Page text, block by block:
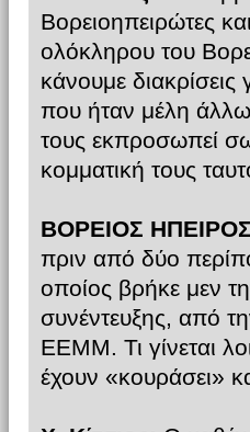
Βορειοηπειρώτες
ολόκληρου του
κάνουμε
που ήταν μέλη
τους εκπροσωπεί
κομματική τους
ΒΟΡΕΙΟΣ
πριν από δύο
οποίος βρήκε μεν
συνέντευξης, από
ΕΕΜΜ. Τι γίνεται
έχουν «κουράσει»